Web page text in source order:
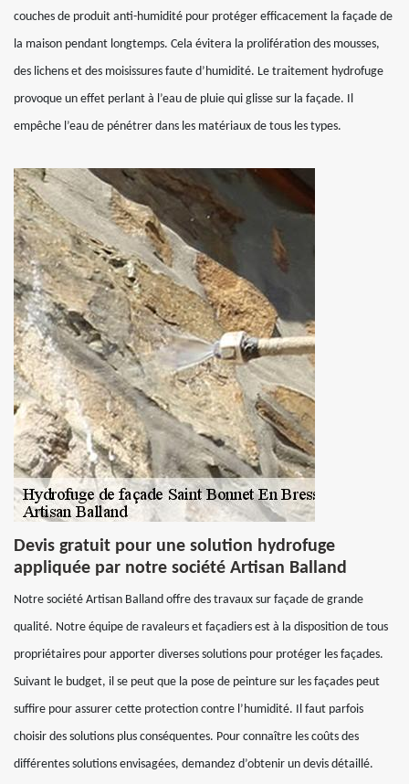
couches de produit anti-humidité pour protéger efficacement la façade de
la maison pendant longtemps. Cela évitera la prolifération des mousses,
des lichens et des moisissures faute d’humidité. Le traitement hydrofuge
provoque un effet perlant à l’eau de pluie qui glisse sur la façade. Il
empêche l’eau de pénétrer dans les matériaux de tous les types.
Devis gratuit pour une solution hydrofuge
appliquée par notre société Artisan Balland
Notre société Artisan Balland offre des travaux sur façade de grande
qualité. Notre équipe de ravaleurs et façadiers est à la disposition de tous
propriétaires pour apporter diverses solutions pour protéger les façades.
Suivant le budget, il se peut que la pose de peinture sur les façades peut
suffire pour assurer cette protection contre l’humidité. Il faut parfois
choisir des solutions plus conséquentes. Pour connaître les coûts des
différentes solutions envisagées, demandez d’obtenir un devis détaillé.